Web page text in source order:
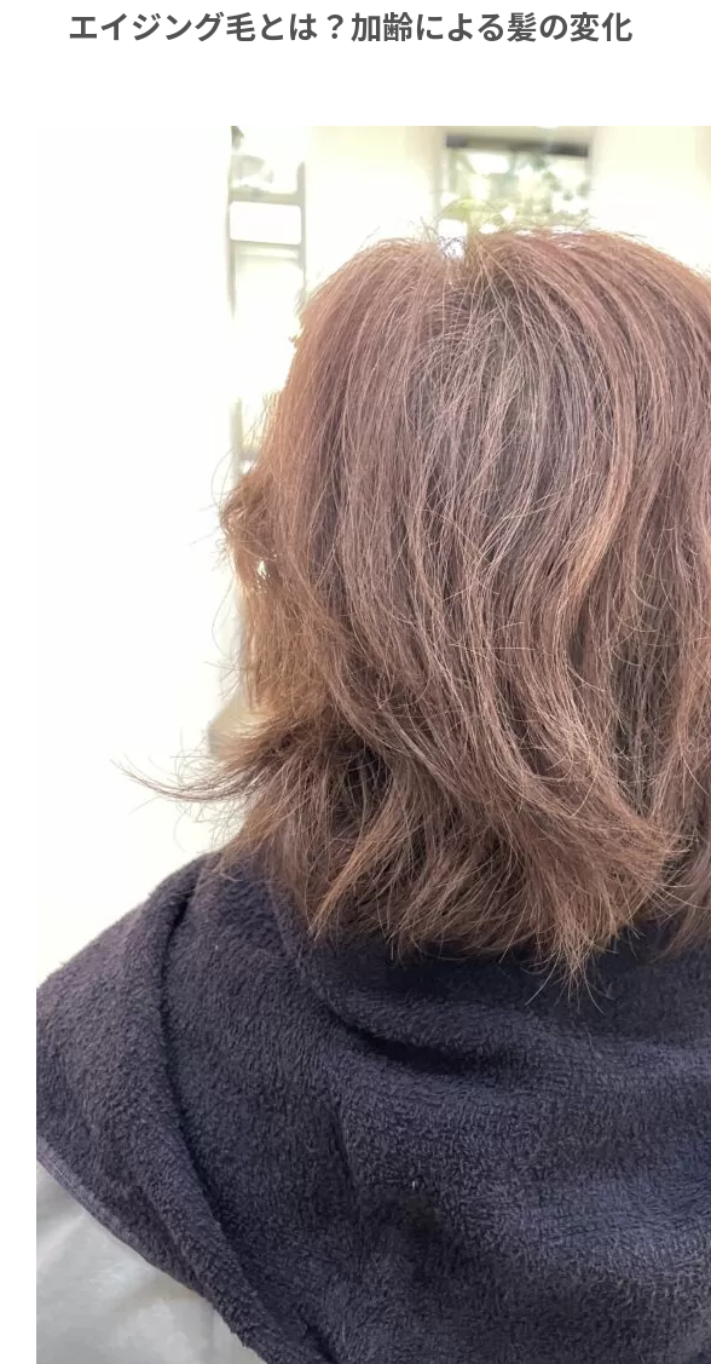
エイジング毛とは？加齢による髪の変化